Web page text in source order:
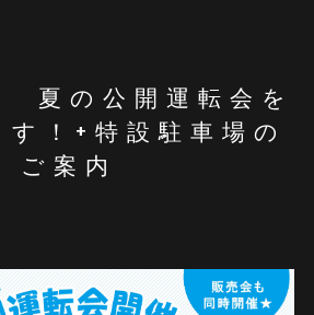
夏の公開運転会を
！+特設駐車場の
ご案内